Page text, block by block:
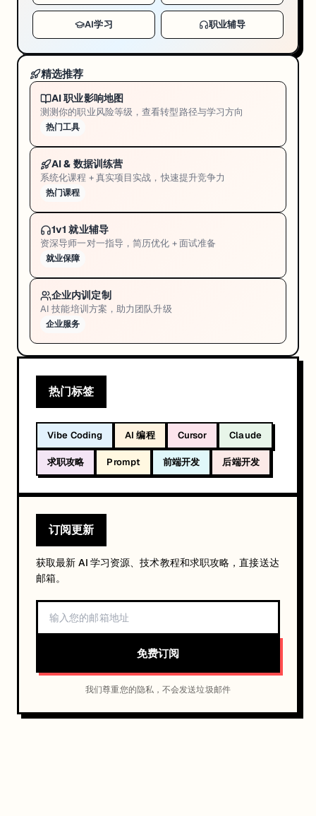
AI学习 职业辅导
精选推荐
AI 职业影响地图
测测你的职业风险等级，查看转型路径与学习方向
热门工具
AI & 数据训练营
系统化课程 + 真实项目实战，快速提升竞争力
热门课程
1v1 就业辅导
资深导师一对一指导，简历优化 + 面试准备
就业保障
企业内训定制
AI 技能培训方案，助力团队升级
企业服务
热门标签
Vibe Coding AI 编程 Cursor Claude
求职攻略 Prompt 前端开发 后端开发
订阅更新
获取最新 AI 学习资源、技术教程和求职攻略，直接送达
邮箱。
免费订阅
我们尊重您的隐私，不会发送垃圾邮件